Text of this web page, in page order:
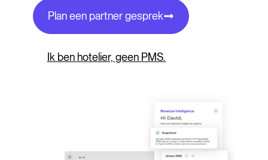
Plan een partner gesprek
Ik ben hotelier, geen PMS.